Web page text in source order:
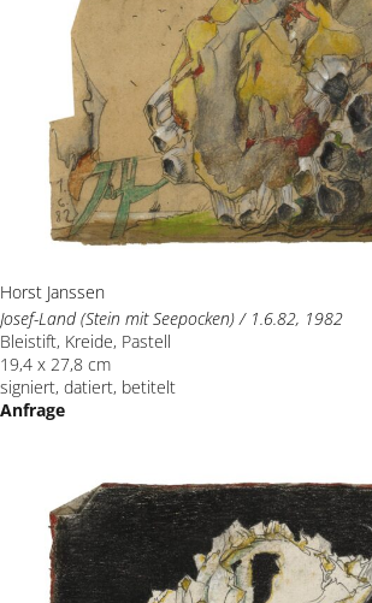
Horst Janssen
Josef-Land (Stein mit Seepocken) / 1.6.82, 1982
Bleistift, Kreide, Pastell
19,4 x 27,8 cm
signiert, datiert, betitelt
Anfrage